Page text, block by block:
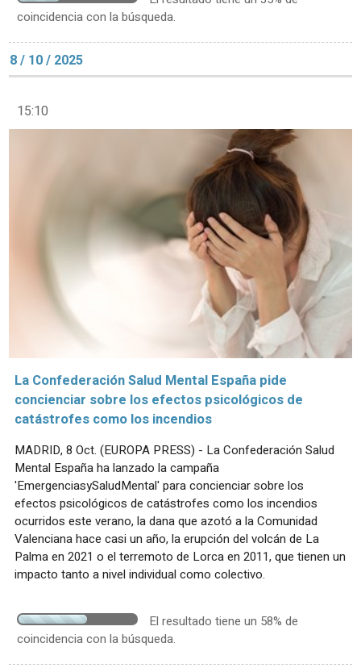
coincidencia con la búsqueda.
8 / 10 / 2025
15:10
La Confederación Salud Mental España pide
concienciar sobre los efectos psicológicos de
catástrofes como los incendios
MADRID, 8 Oct. (EUROPA PRESS) - La Confederación Salud
Mental España ha lanzado la campaña
'EmergenciasySaludMental' para concienciar sobre los
efectos psicológicos de catástrofes como los incendios
ocurridos este verano, la dana que azotó a la Comunidad
Valenciana hace casi un año, la erupción del volcán de La
Palma en 2021 o el terremoto de Lorca en 2011, que tienen un
impacto tanto a nivel individual como colectivo.
El resultado tiene un 58% de
coincidencia con la búsqueda.